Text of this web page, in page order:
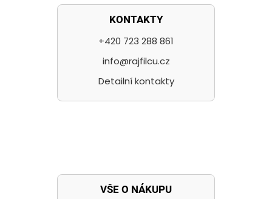
KONTAKTY
+420 723 288 861
info@rajfilcu.cz
Detailní kontakty
VŠE O NÁKUPU